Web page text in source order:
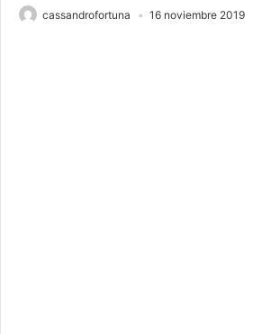
cassandrofortuna 16 noviembre 2019